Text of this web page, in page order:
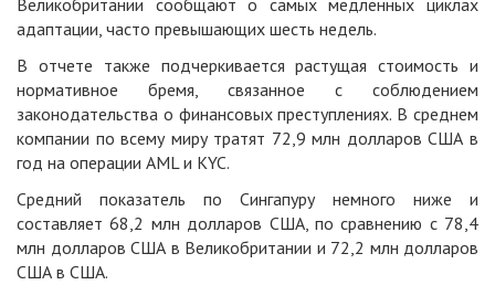
Великобритании сообщают о самых медленных циклах
адаптации, часто превышающих шесть недель.
В отчете также подчеркивается растущая стоимость и
нормативное бремя, связанное с соблюдением
законодательства о финансовых преступлениях. В среднем
компании по всему миру тратят 72,9 млн долларов США в
год на операции AML и KYC.
Средний показатель по Сингапуру немного ниже и
составляет 68,2 млн долларов США, по сравнению с 78,4
млн долларов США в Великобритании и 72,2 млн долларов
США в США.